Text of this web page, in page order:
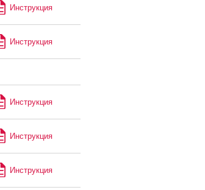
Инструкция
Инструкция
Инструкция
Инструкция
Инструкция